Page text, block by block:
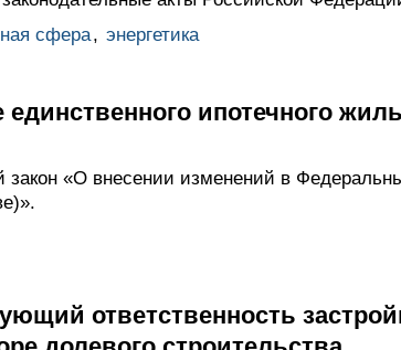
сфера, энергетика
ипотечного
«О внесении изменений в
ответственность